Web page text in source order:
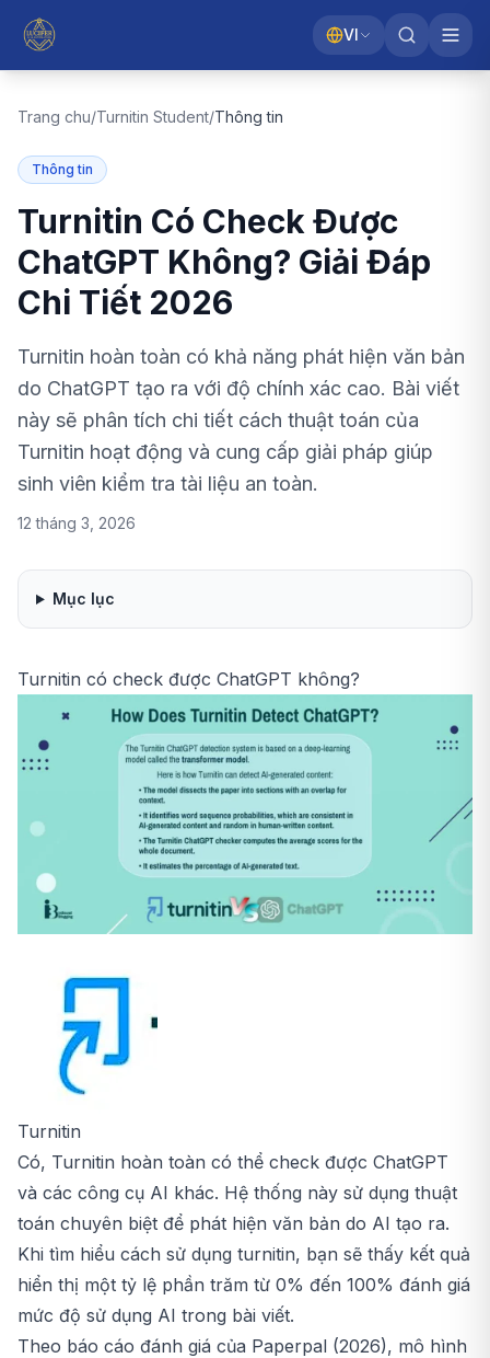
VI
Trang chu/Turnitin Student/Thông tin
Thông tin
Turnitin Có Check Được
ChatGPT Không? Giải Đáp
Chi Tiết 2026
Turnitin hoàn toàn có khả năng phát hiện văn bản
do ChatGPT tạo ra với độ chính xác cao. Bài viết
này sẽ phân tích chi tiết cách thuật toán của
Turnitin hoạt động và cung cấp giải pháp giúp
sinh viên kiểm tra tài liệu an toàn.
12 tháng 3, 2026
Mục lục
Turnitin có check được ChatGPT không?
Turnitin
Có, Turnitin hoàn toàn có thể check được ChatGPT
và các công cụ AI khác. Hệ thống này sử dụng thuật
toán chuyên biệt để phát hiện văn bản do AI tạo ra.
Khi tìm hiểu cách sử dụng turnitin, bạn sẽ thấy kết quả
hiển thị một tỷ lệ phần trăm từ 0% đến 100% đánh giá
mức độ sử dụng AI trong bài viết.
Theo báo cáo đánh giá của Paperpal (2026), mô hình